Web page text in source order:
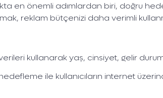
en önemli adımlardan biri, doğru
reklam bütçenizi daha verimli
kullanarak yaş, cinsiyet, gelir
ile kullanıcıların internet